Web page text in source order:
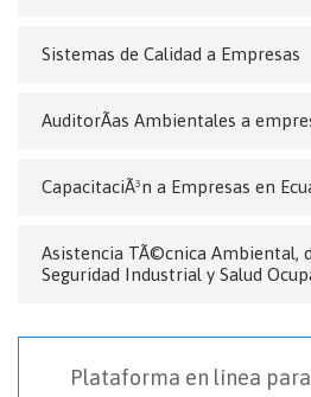
Sistemas de Calidad a Empresas
AuditorÃ­as Ambientales a
CapacitaciÃ³n a Empresas en
Asistencia TÃ©cnica Ambiental,
Seguridad Industrial y Salud
Plataforma en línea